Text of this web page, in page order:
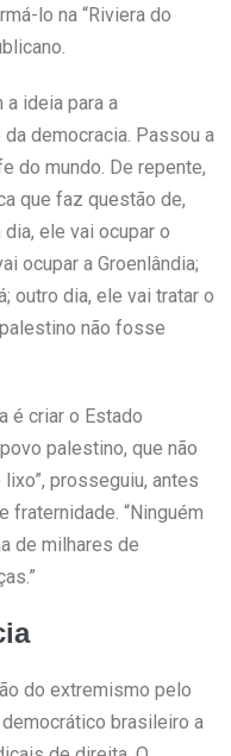
lo na “Riviera do
a ideia para a
democracia. Passou a
do mundo. De repente,
que faz questão de,
ele vai ocupar o
ocupar a Groenlândia;
outro dia, ele vai tratar o
não fosse
é criar o Estado
palestino, que não
prosseguiu, antes
fraternidade. “Ninguém
de milhares de
do extremismo pelo
brasileiro a